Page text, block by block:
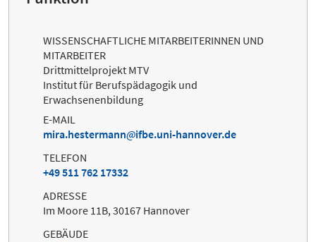
WISSENSCHAFTLICHE MITARBEITERINNEN UND
MITARBEITER
Drittmittelprojekt MTV
Institut für Berufspädagogik und
Erwachsenenbildung
E-MAIL
mira.hestermann
ifbe.uni-hannover.de
TELEFON
+49 511 762 17332
ADRESSE
Im Moore 11B, 30167 Hannover
GEBÄUDE